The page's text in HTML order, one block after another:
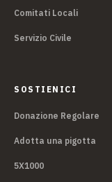
Comitati Locali
Servizio Civile
SOSTIENICI
Donazione Regolare
Adotta una pigotta
5X1000